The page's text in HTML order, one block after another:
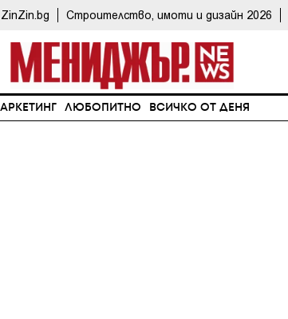
ZinZin.bg Строителство, имоти и дизайн 2026
ЛЮБОПИТНО ВСИЧКО ОТ ДЕНЯ